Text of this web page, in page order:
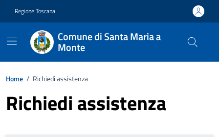
Regione Toscana
Comune di Santa Maria a
Monte
Home / Richiedi assistenza
Richiedi assistenza